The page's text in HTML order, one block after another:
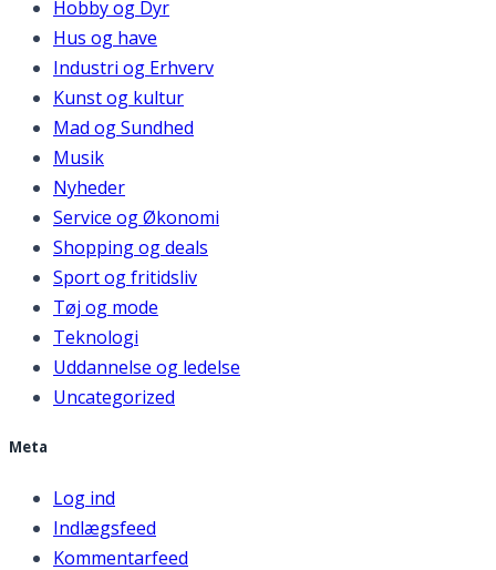
Hobby og Dyr
Hus og have
Industri og Erhverv
Kunst og kultur
Mad og Sundhed
Musik
Nyheder
Service og Økonomi
Shopping og deals
Sport og fritidsliv
Tøj og mode
Teknologi
Uddannelse og ledelse
Uncategorized
Meta
Log ind
Indlægsfeed
Kommentarfeed